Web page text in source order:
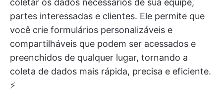
coletar os dados necessários de sua equipe,
partes interessadas e clientes. Ele permite que
você crie formulários personalizáveis e
compartilháveis que podem ser acessados e
preenchidos de qualquer lugar, tornando a
coleta de dados mais rápida, precisa e eficiente.
⚡️